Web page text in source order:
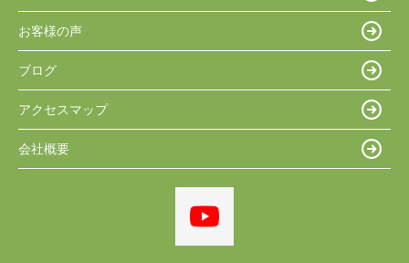
お客様の声
ブログ
アクセスマップ
会社概要